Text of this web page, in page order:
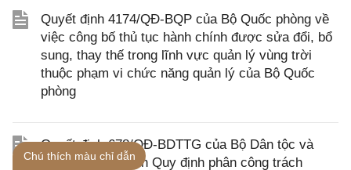
Quyết định 4174/QĐ-BQP của Bộ Quốc phòng về
việc công bố thủ tục hành chính được sửa đổi, bổ
sung, thay thế trong lĩnh vực quản lý vùng trời
thuộc phạm vi chức năng quản lý của Bộ Quốc
phòng
Quyết định 678/QĐ-BDTTG của Bộ Dân tộc và
Tôn giáo ban hành Quy định phân công trách
Chú thích màu chỉ dẫn